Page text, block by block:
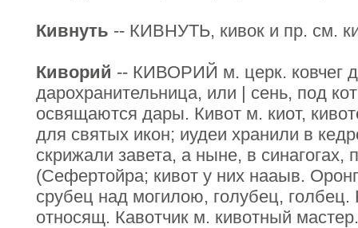
Кивнуть -- КИВНУТЬ, кивок и пр. см.
Киворий -- КИВОРИЙ м. церк. ковчег
дарохранительница, или | сень, под
освящаются дары. Кивот м. киот,
для святых икон; иудеи хранили в
скрижали завета, а ныне, в синагогах,
(Сефертойра; кивот у них нааыв.
срубец над могилою, голубец, голбец.
относящ. Кавотчик м. кивотный мастер.